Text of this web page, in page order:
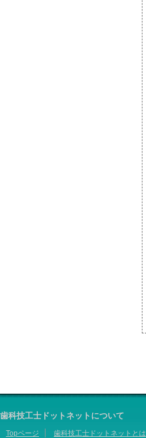
歯科技工士ドットネットについて
Topページ 歯科技工士ドットネットとは